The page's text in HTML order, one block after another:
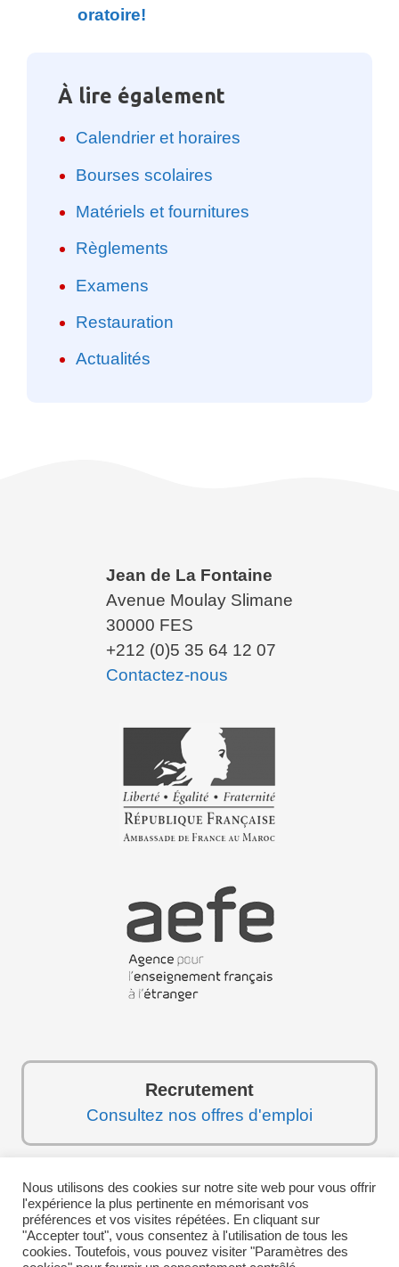
oratoire!
À lire également
Calendrier et horaires
Bourses scolaires
Matériels et fournitures
Règlements
Examens
Restauration
Actualités
Jean de La Fontaine
Avenue Moulay Slimane
30000 FES
+212 (0)5 35 64 12 07
Contactez-nous
Recrutement
Consultez nos offres d'emploi
Suivez-nous sur les réseaux sociaux :
Nous utilisons des cookies sur notre site web pour vous offrir
l'expérience la plus pertinente en mémorisant vos
préférences et vos visites répétées. En cliquant sur
"Accepter tout", vous consentez à l'utilisation de tous les
cookies. Toutefois, vous pouvez visiter "Paramètres des